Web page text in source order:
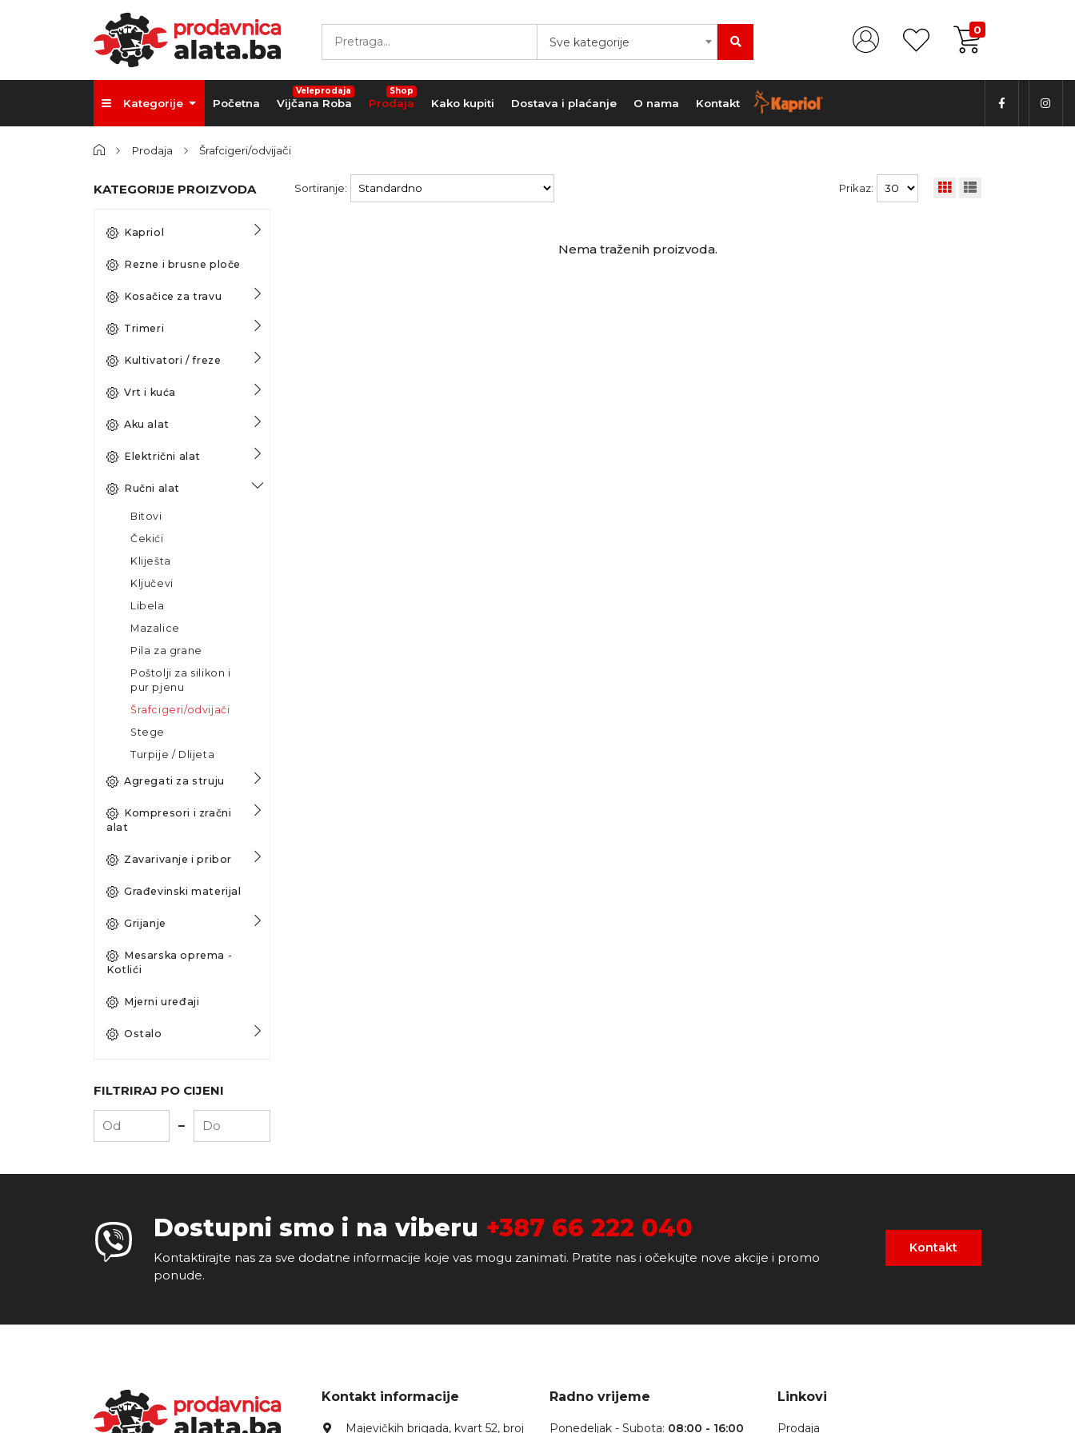
Sve kategorije
0
Kategorije Početna Vijčana Roba
Veleprodaja
Prodaja
Shop
Kako kupiti Dostava i plaćanje O nama Kontakt
Prodaja Šrafcigeri/odvijači
KATEGORIJE PROIZVODA
Kapriol
Rezne i brusne ploče
Kosačice za travu
Trimeri
Kultivatori / freze
Vrt i kuća
Aku alat
Električni alat
Ručni alat
Bitovi
Čekići
Kliješta
Ključevi
Libela
Mazalice
Pila za grane
Poštolji za silikon i
pur pjenu
Šrafcigeri/odvijači
Stege
Turpije / Dlijeta
Agregati za struju
Kompresori i zračni
alat
Zavarivanje i pribor
Građevinski materijal
Grijanje
Mesarska oprema -
Kotlići
Mjerni uređaji
Ostalo
FILTRIRAJ PO CIJENI
-
Sortiranje: Prikaz:
Nema traženih proizvoda.
Dostupni smo i na viberu +387 66 222 040
Kontaktirajte nas za sve dodatne informacije koje vas mogu zanimati. Pratite nas i očekujte nove akcije i promo
ponude.
Kontakt
Kontakt informacije
Majevičkih brigada, kvart 52, broj
Radno vrijeme
Ponedeljak - Subota: 08:00 - 16:00
Linkovi
Prodaja